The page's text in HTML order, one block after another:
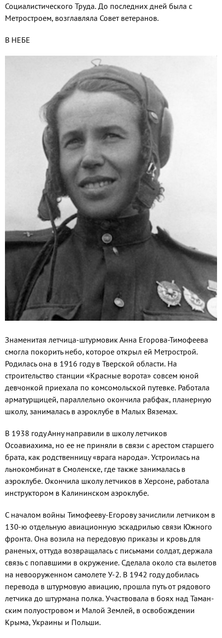
Социалистического Труда. До послед­них дней была с
Метростроем, возглавля­ла Совет ветеранов.
В НЕБЕ
Знаменитая летчица-штурмовик Анна Егорова-Тимофеева
смогла покорить небо, которое открыл ей Метрострой.
Родилась она в 1916 году в Тверской области. На
строительство станции «Красные воро­та» совсем юной
девчонкой приехала по комсомольской путевке. Работала
арма­турщицей, параллельно окончила рабфак, планерную
школу, занималась в аэроклу­бе в Малых Вяземах.
В 1938 году Анну направили в школу летчиков
Осоавиахима, но ее не приня­ли в связи с арестом старшего
брата, как родственницу «врага народа». Устроилась на
льнокомбинат в Смоленске, где также занималась в
аэроклубе. Окончила школу летчиков в Херсоне, работала
инструкто­ром в Калининском аэроклубе.
С началом войны Тимофееву-Егорову за­числили летчиком в
130-ю отдельную авиа­ционную эскадрилью связи Южного
фронта. Она возила на передовую приказы и кровь для
раненых, оттуда возвращалась с пись­мами солдат, держала
связь с попавшими в окружение. Сделала около ста вылетов
на невооруженном самолете У-2. В 1942 году добилась
перевода в штурмовую авиацию, прошла путь от рядового
летчика до штур­мана полка. Участвовала в боях над Таман­
ским полуостровом и Малой Землей, в осво­бождении
Крыма, Украины и Польши.